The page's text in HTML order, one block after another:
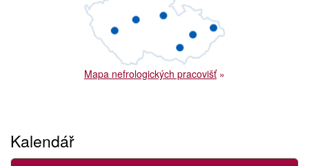
Mapa nefrologických pracovišť»
Kalendář